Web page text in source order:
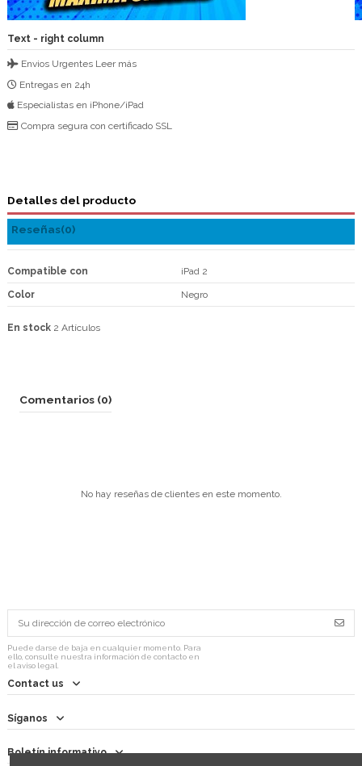
Text - right column
Envios Urgentes Leer más
Entregas en 24h
Especialistas en iPhone/iPad
Compra segura con certificado SSL
Detalles del producto
Reseñas(0)
Compatible con iPad 2
Color Negro
En stock 2 Artículos
Comentarios (0)
No hay reseñas de clientes en este momento.
Puede darse de baja en cualquier momento. Para
ello, consulte nuestra información de contacto en
el aviso legal.
Contact us
Síganos
Boletín informativo